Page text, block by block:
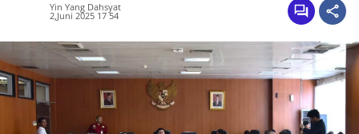
Yin Yang Dahsyat
2,Juni 2025 17 54